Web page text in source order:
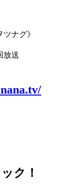
ナグ》
放送
ク！